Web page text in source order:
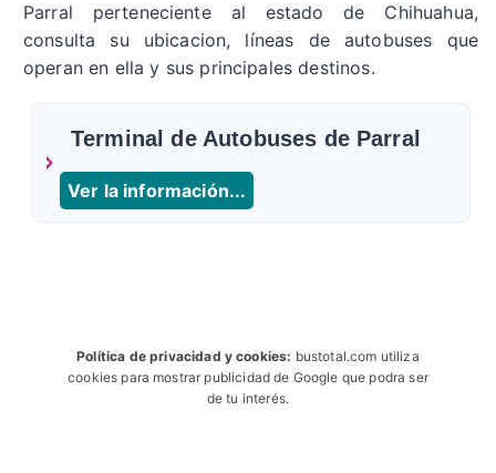
Parral perteneciente al estado de Chihuahua,
consulta su ubicacion, líneas de autobuses que
operan en ella y sus principales destinos.
Terminal de Autobuses de Parral
Ver la información...
Política de privacidad y cookies: bustotal.com utiliza
cookies para mostrar publicidad de Google que podra ser
de tu interés.